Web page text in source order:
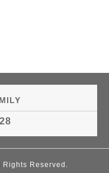
Rights Reserved.